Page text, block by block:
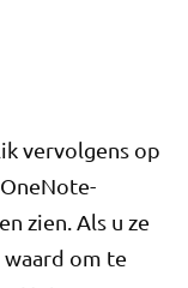
vervolgens op
zien. Als u ze
om te